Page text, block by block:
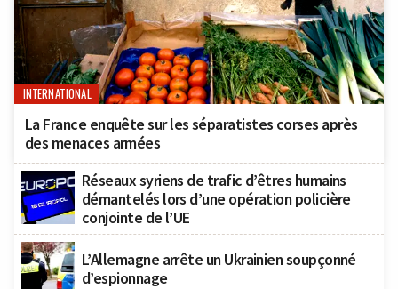
INTERNATIONAL
La France enquête sur les séparatistes corses après
des menaces armées
Réseaux syriens de trafic d’êtres humains
démantelés lors d’une opération policière
conjointe de l’UE
L’Allemagne arrête un Ukrainien soupçonné
d’espionnage